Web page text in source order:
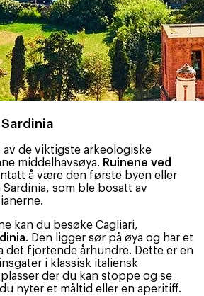
Sardinia
av de viktigste arkeologiske
middelhavsøya. Ruinene ved
å være den første byen eller
som ble bosatt av
kan du besøke Cagliari,
. Den ligger sør på øya og har et
det fjortende århundre. Dette er en
i klassisk italiensk
der du kan stoppe og se
nyter et måltid eller en aperitiff.